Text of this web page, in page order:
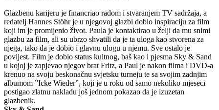
Glazbenu karijeru je financriao radom i stvaranjem TV sadržaja, a
redatelj Hannes Stöhr je u njegovoj glazbi dobio inspiraciju za film
koji im je promijenio život. Paula je kontaktirao u želji da mu snimi
glazbu za film, ali su ubrzo shvatili da je ta uloga kao stvorena za
njega, tako da je dobio i glavnu ulogu u njemu. Sve ostalo je
povijest. Film je dobio status kultnog, baš kao i pjesma Sky & Sand
u kojoj je zapjevao njegov brat Fritz, a Paul je nakon filma i DVD-a
krenuo na svoju beskonačnu svjetsku turneju te sa svojim zadnjim
albumom ”Icke Wieder”, koji je u roku od samo nekoliko mjeseci
postigao zlatnu nakladu još jednom pokazao da je izuzetan
glazbenik.